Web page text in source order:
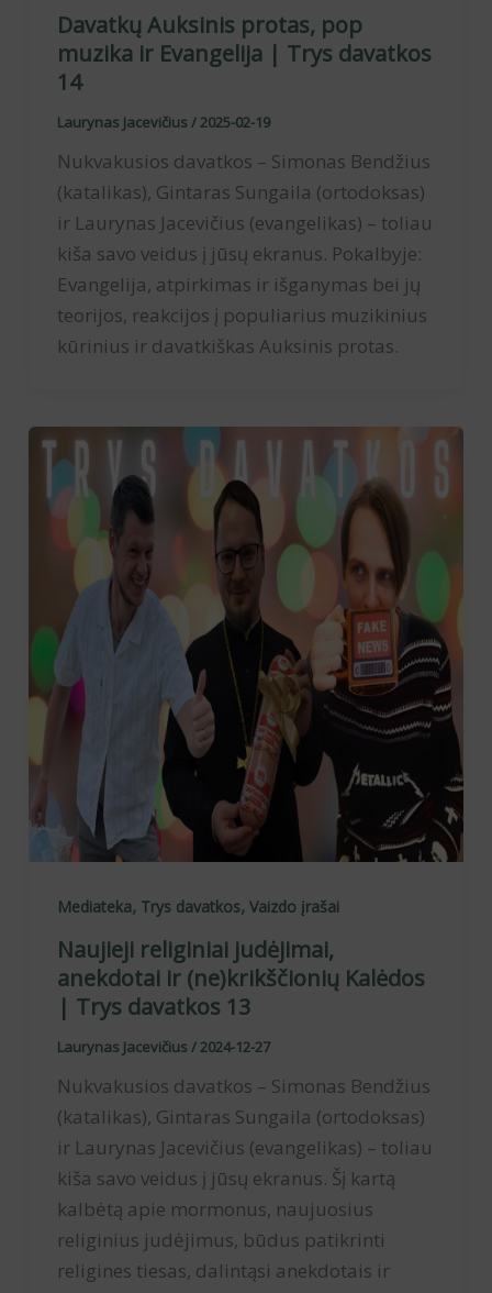
Davatkų Auksinis protas, pop
muzika ir Evangelija | Trys davatkos
14
Laurynas Jacevičius /2025-02-19
Nukvakusios davatkos – Simonas Bendžius
(katalikas), Gintaras Sungaila (ortodoksas)
ir Laurynas Jacevičius (evangelikas) – toliau
kiša savo veidus į jūsų ekranus. Pokalbyje:
Evangelija, atpirkimas ir išganymas bei jų
teorijos, reakcijos į populiarius muzikinius
kūrinius ir davatkiškas Auksinis protas.
Mediateka, Trys davatkos, Vaizdo įrašai
Naujieji religiniai judėjimai,
anekdotai ir (ne)krikščionių Kalėdos
| Trys davatkos 13
Laurynas Jacevičius /2024-12-27
Nukvakusios davatkos – Simonas Bendžius
(katalikas), Gintaras Sungaila (ortodoksas)
ir Laurynas Jacevičius (evangelikas) – toliau
kiša savo veidus į jūsų ekranus. Šį kartą
kalbėtą apie mormonus, naujuosius
religinius judėjimus, būdus patikrinti
religines tiesas, dalintąsi anekdotais ir